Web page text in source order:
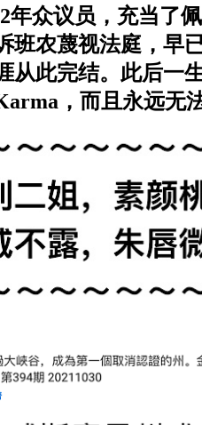
2年众议员，充当了
班农蔑视法庭，早
从此完结。此后一
，而且永远无